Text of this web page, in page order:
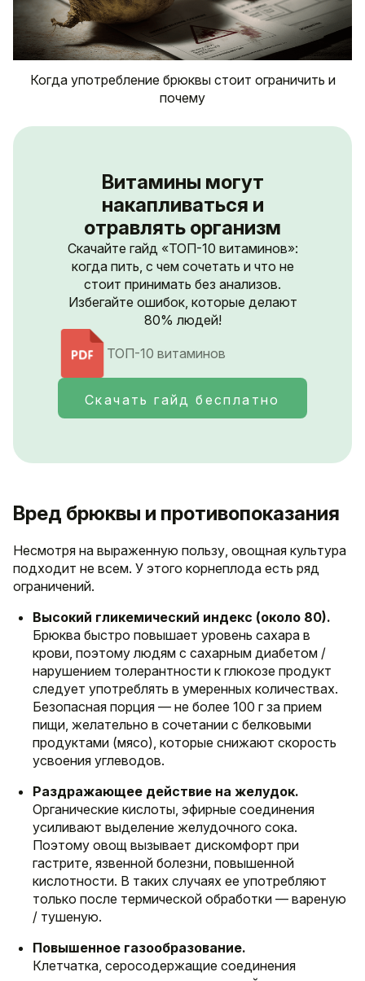
Когда употребление брюквы стоит ограничить и
почему
Витамины могут
накапливаться и
отравлять организм
Скачайте гайд «ТОП-10 витаминов»:
когда пить, с чем сочетать и что не
стоит принимать без анализов.
Избегайте ошибок, которые делают
80% людей!
ТОП-10 витаминов
Скачать гайд бесплатно
Вред брюквы и противопоказания
Несмотря на выраженную пользу, овощная культура
подходит не всем. У этого корнеплода есть ряд
ограничений.
Высокий гликемический индекс (около 80).
Брюква быстро повышает уровень сахара в
крови, поэтому людям с сахарным диабетом /
нарушением толерантности к глюкозе продукт
следует употреблять в умеренных количествах.
Безопасная порция — не более 100 г за прием
пищи, желательно в сочетании с белковыми
продуктами (мясо), которые снижают скорость
усвоения углеводов.
Раздражающее действие на желудок.
Органические кислоты, эфирные соединения
усиливают выделение желудочного сока.
Поэтому овощ вызывает дискомфорт при
гастрите, язвенной болезни, повышенной
кислотности. В таких случаях ее употребляют
только после термической обработки — вареную
/ тушеную.
Повышенное газообразование.
Клетчатка, серосодержащие соединения